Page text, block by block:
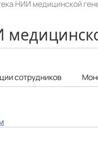
НИИ медицинской
сотрудников